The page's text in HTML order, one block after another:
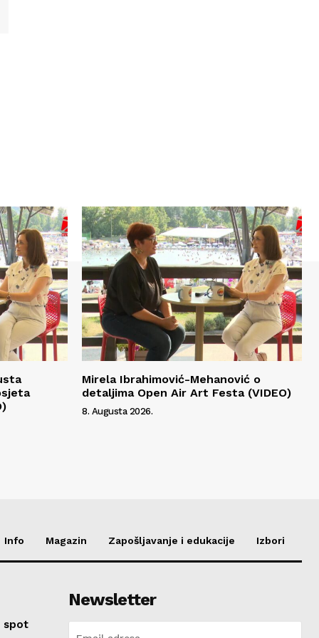
Mirela Ibrahimović-Mehanović o
detaljima Open Air Art Festa (VIDEO)
8. Augusta 2026.
Info Magazin Zapošljavanje i edukacije Izbori
spot
Newsletter